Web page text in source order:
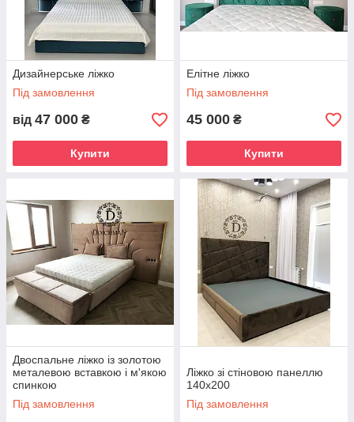
Дизайнерське ліжко
Під замовлення
від 47 000 ₴
Купити
Елітне ліжко
Під замовлення
45 000 ₴
Купити
Двоспальне ліжко із золотою
металевою вставкою і м'якою
спинкою
Під замовлення
Ліжко зі стіновою панеллю
140х200
Під замовлення